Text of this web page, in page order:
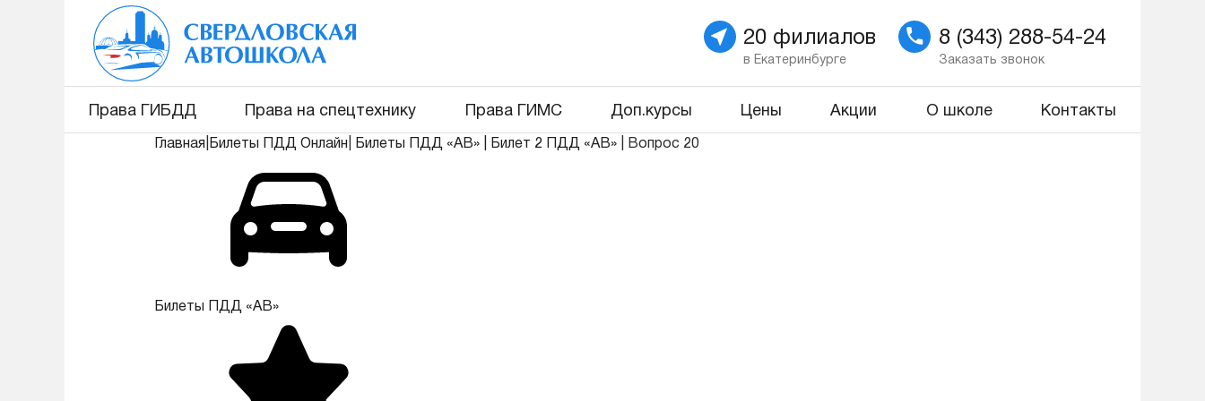
20 филиалов
в Екатеринбурге
8 (343) 288-54-24
Заказать звонок
Права ГИБДД Права на спецтехнику Права ГИМС Доп.курсы Цены Акции О школе Контакты
Главная Билеты ПДД Онлайн Билеты ПДД «АВ» Билет 2 ПДД «АВ» Вопрос 20
Билеты ПДД «АВ»